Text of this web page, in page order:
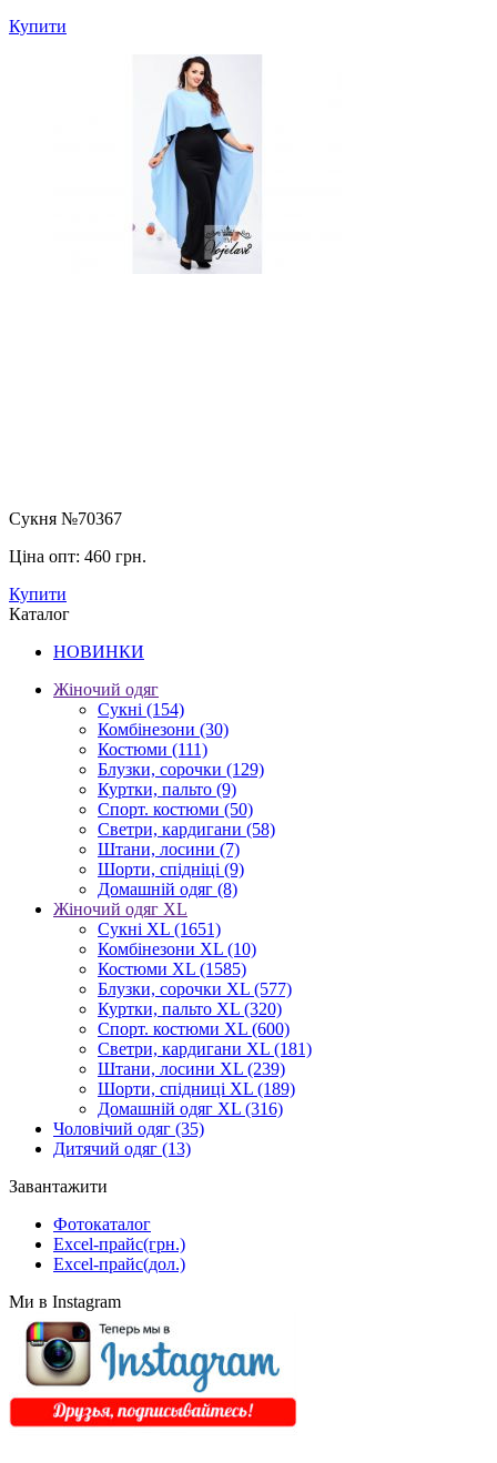
Купити
Сукня №70367
Ціна опт: 460 грн.
Купити
Каталог
НОВИНКИ
Жіночий одяг
Сукні (154)
Комбінезони (30)
Костюми (111)
Блузки, сорочки (129)
Куртки, пальто (9)
Спорт. костюми (50)
Светри, кардигани (58)
Штани, лосини (7)
Шорти, спідніці (9)
Домашній одяг (8)
Жіночий одяг XL
Cукні XL (1651)
Комбінезони XL (10)
Костюми XL (1585)
Блузки, сорочки XL (577)
Куртки, пальто XL (320)
Спорт. костюми XL (600)
Светри, кардигани XL (181)
Штани, лосини XL (239)
Шорти, спідниці XL (189)
Домашній одяг XL (316)
Чоловічий одяг (35)
Дитячий одяг (13)
Завантажити
Фотокаталог
Excel-прайс(грн.)
Excel-прайс(дол.)
Ми в Instagram